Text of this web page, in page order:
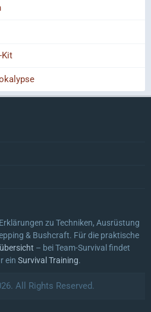
Kit
zu Techniken, Ausrüstung
& Bushcraft. Für die praktische
– bei Team-Survival findet
ein Survival Training.
All Rights Reserved.